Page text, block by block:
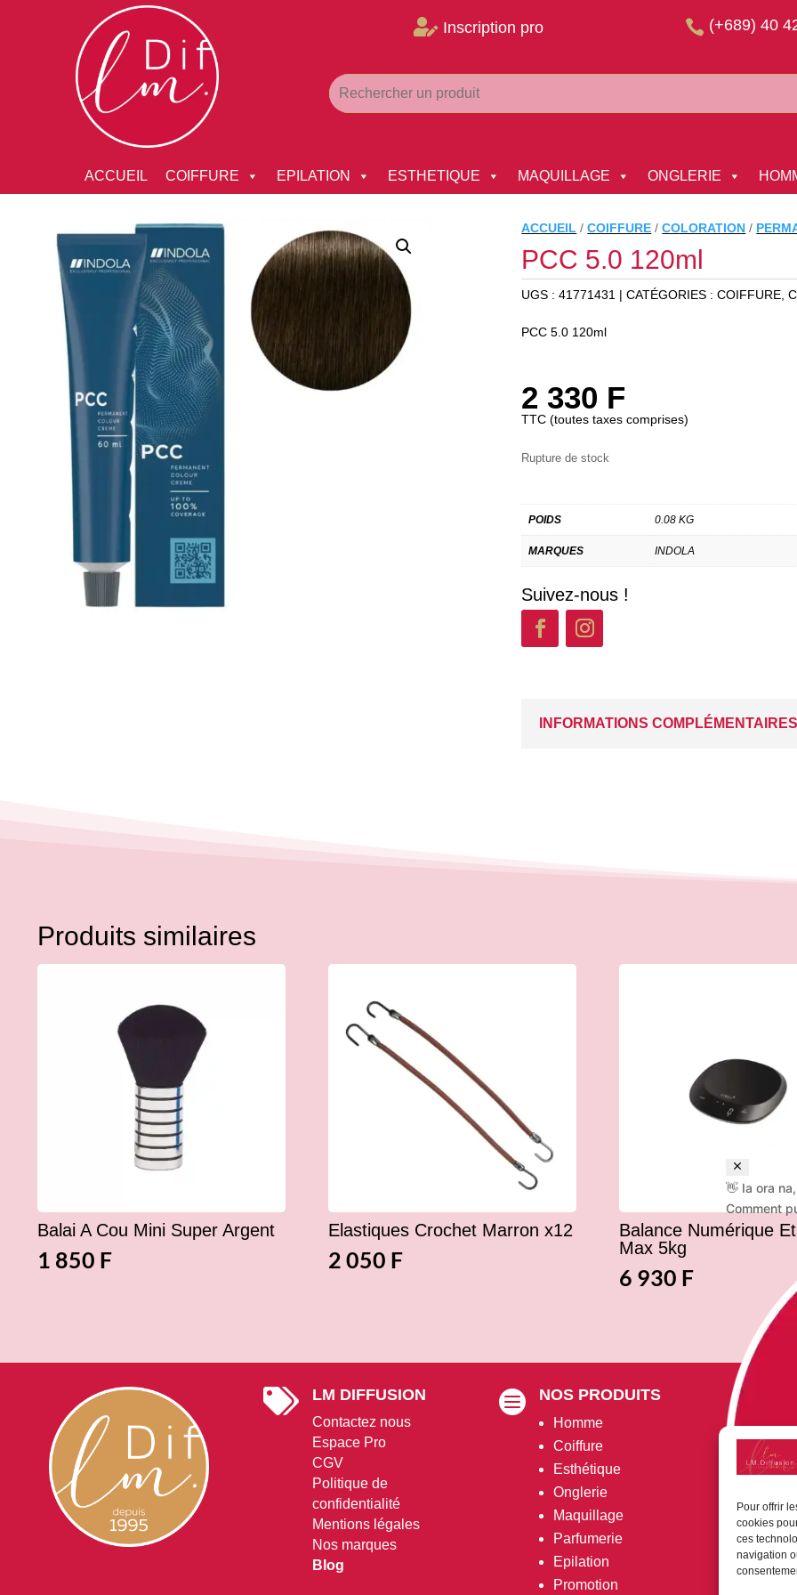
Pour offrir
cookies
ces
navigation
 Inscription pro  (+689) 40
ACCUEIL COIFFURE EPILATION ESTHETIQUE MAQUILLAGE ONGLERIE
ACCUEIL /COIFFURE /COLORATION /
PCC 5.0 120ml
UGS : 41771431 CATÉGORIES : COIFFURE ,
PCC 5.0 120ml
2 330 F
TTC (toutes taxes comprises)
Rupture de stock
POIDS 0.08 KG
MARQUES INDOLA
Suivez-nous !
INFORMATIONS
Produits similaires
Balai A Cou Mini Super Argent
1 850 F
Elastiques Crochet Marron x12
2 050 F
Balance Numérique
Max 5kg
6 930 F
 LM DIFFUSION
Contactez nous
Espace Pro
CGV
Politique de
confidentialité
Mentions légales
Nos marques
Blog
 NOS PRODUITS
Homme
Coiffure
Esthétique
Onglerie
Maquillage
Parfumerie
Epilation
Promotion

👋 Ia ora
Comment